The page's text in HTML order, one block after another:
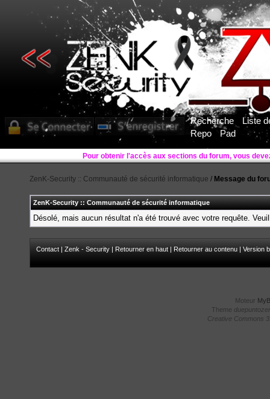
Recherche
Liste
Repo
Pad
ZenK-Security :: Communauté de sécurité informatique / Message du
ZenK-Security :: Communauté de sécurité informatique
Désolé, mais aucun résultat n'a été trouvé avec votre requête.
Contact | Zenk - Security | Retourner en haut | Retourner au contenu | Version
Moteur
Theme
Creative Commons